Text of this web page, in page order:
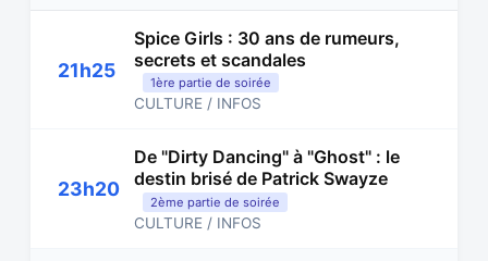
21h25
Spice Girls : 30 ans de rumeurs,
secrets et scandales
1ère partie de soirée
CULTURE / INFOS
23h20
De "Dirty Dancing" à "Ghost" : le
destin brisé de Patrick Swayze
2ème partie de soirée
CULTURE / INFOS